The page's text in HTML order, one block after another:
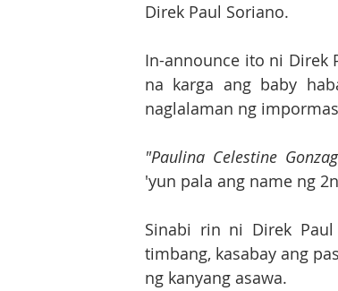
Direk Paul Soriano.
In-announce ito ni Direk
na karga ang baby
naglalaman ng
"Paulina Celestine
'yun pala ang name ng
Sinabi rin ni Direk
timbang, kasabay ang
ng kanyang asawa.